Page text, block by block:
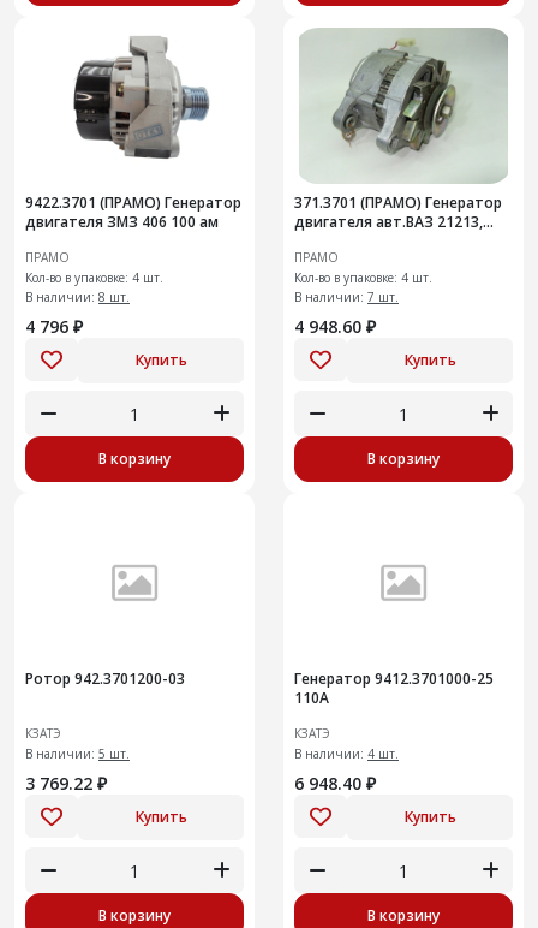
9422.3701 (ПРАМО) Генератор
двигателя ЗМЗ 406 100 ам
ПРАМО
Кол-во в упаковке: 4 шт.
В наличии: 8 шт.
4 796 ₽
Купить
В корзину
371.3701 (ПРАМО) Генератор
двигателя авт.ВАЗ 21213,
ПРАМО
Кол-во в упаковке: 4 шт.
В наличии: 7 шт.
4 948.60 ₽
Купить
В корзину
Ротор 942.3701200-03
КЗАТЭ
В наличии: 5 шт.
3 769.22 ₽
Купить
В корзину
Генератор 9412.3701000-25
110А
КЗАТЭ
В наличии: 4 шт.
6 948.40 ₽
Купить
В корзину